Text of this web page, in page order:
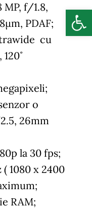
MP, f/1.8,
PDAF;
cu
o
26mm
la 30 fps;
( 1080 x 2400
RAM;